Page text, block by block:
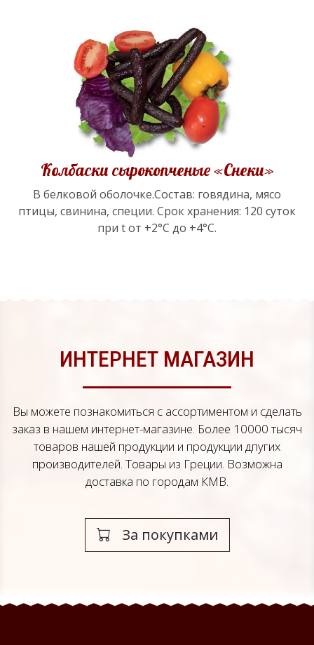
Колбаски сырокопченые «Снеки»
В белковой оболочке.Состав: говядина, мясо
птицы, свинина, специи. Срок хранения: 120 суток
при t от +2°С до +4°С.
ИНТЕРНЕТ МАГАЗИН
Вы можете познакомиться с ассортиментом и сделать
заказ в нашем интернет-магазине. Более 10000 тысяч
товаров нашей продукции и продукции дпугих
производителей. Товары из Греции. Возможна
доставка по городам КМВ.
За покупками